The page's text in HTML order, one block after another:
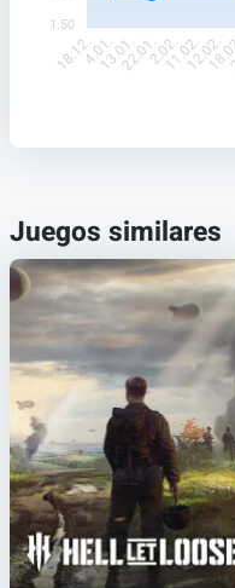
1.50
18.12.4.01.13.01.22.01.2.02.11.02.12.02.
Juegos similares